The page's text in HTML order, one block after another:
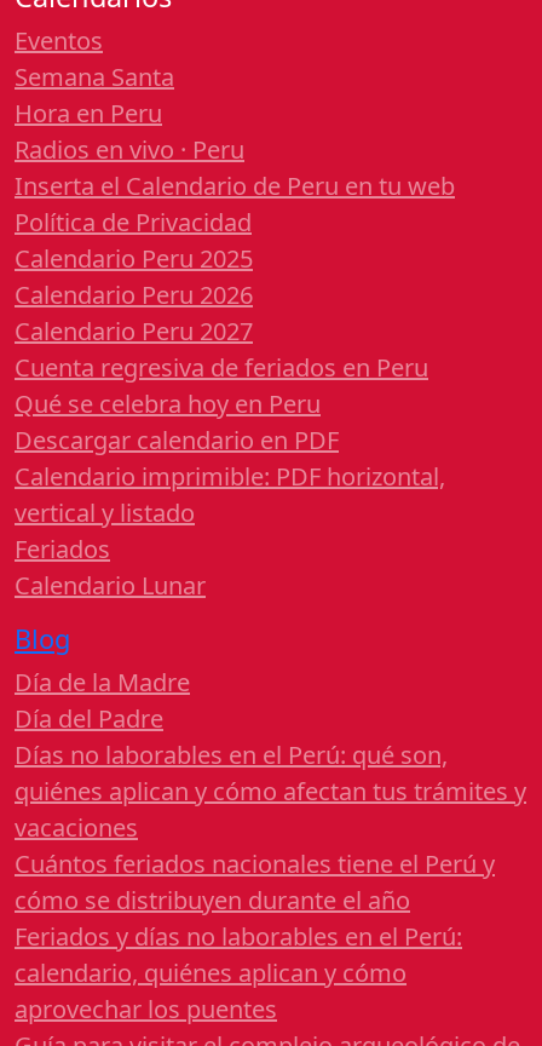
Eventos
Semana Santa
Hora en Peru
Radios en vivo · Peru
Inserta el Calendario de Peru en tu web
Política de Privacidad
Calendario Peru 2025
Calendario Peru 2026
Calendario Peru 2027
Cuenta regresiva de feriados en Peru
Qué se celebra hoy en Peru
Descargar calendario en PDF
Calendario imprimible: PDF horizontal,
vertical y listado
Feriados
Calendario Lunar
Blog
Día de la Madre
Día del Padre
Días no laborables en el Perú: qué son,
quiénes aplican y cómo afectan tus trámites y
vacaciones
Cuántos feriados nacionales tiene el Perú y
cómo se distribuyen durante el año
Feriados y días no laborables en el Perú:
calendario, quiénes aplican y cómo
aprovechar los puentes